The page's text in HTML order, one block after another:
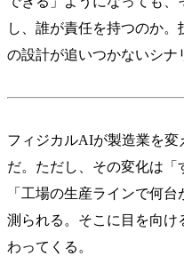
し、誰が責任を持つのか
の設計が追いつかないシナ
フィジカルAIが製造業を変
だ。ただし、その変化は「
「工場の生産ラインで何
測られる。そこに目を向
わってくる。